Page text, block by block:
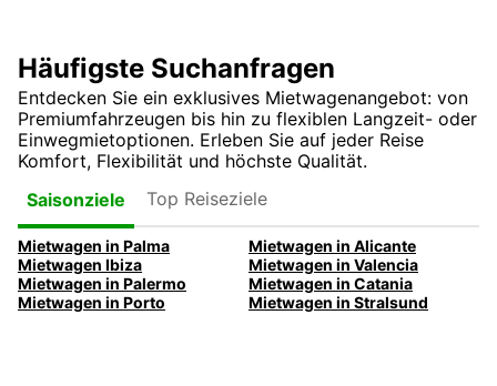
Häufigste Suchanfragen
Entdecken Sie ein exklusives Mietwagenangebot: von
Premiumfahrzeugen bis hin zu flexiblen Langzeit- oder
Einwegmietoptionen. Erleben Sie auf jeder Reise
Komfort, Flexibilität und höchste Qualität.
Saisonziele
Top Reiseziele
Mietwagen in Palma
Mietwagen in Alicante
Mietwagen Ibiza
Mietwagen in Valencia
Mietwagen in Palermo
Mietwagen in Catania
Mietwagen in Porto
Mietwagen in Stralsund